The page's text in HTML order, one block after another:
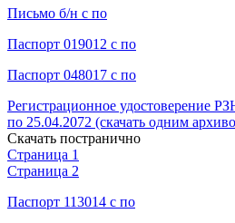
Письмо б/н с по
Паспорт 019012 с по
Паспорт 048017 с по
Регистрационное удостоверение
по 25.04.2072 (скачать одним
Скачать постранично
Страница 1
Страница 2
Паспорт 113014 с по